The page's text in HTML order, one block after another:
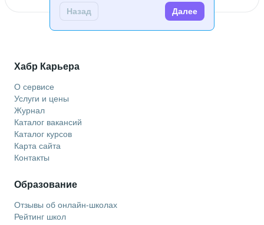
Назад Далее
Хабр Карьера
О сервисе
Услуги и цены
Журнал
Каталог вакансий
Каталог курсов
Карта сайта
Контакты
Образование
Отзывы об онлайн-школах
Рейтинг школ